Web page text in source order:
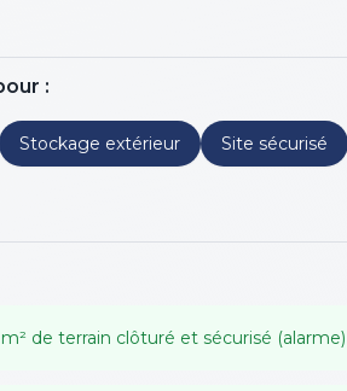
:
Stockage extérieur Site sécurisé
de terrain clôturé et sécurisé (alarme)